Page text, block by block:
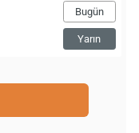
Bugün
Yarın